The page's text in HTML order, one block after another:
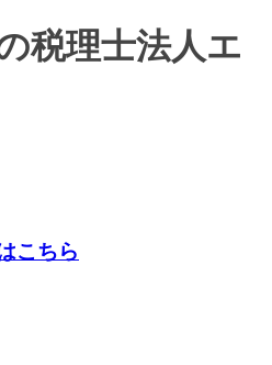
税理士法人エ